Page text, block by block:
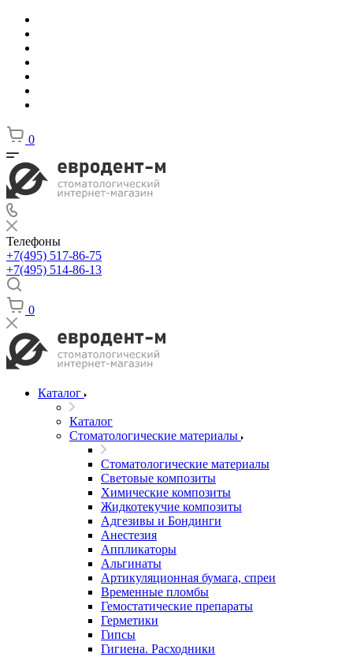
0
Телефоны
+7(495) 517-86-75
+7(495) 514-86-13
0
Каталог
Каталог
Стоматологические материалы
Стоматологические материалы
Световые композиты
Химические композиты
Жидкотекучие композиты
Адгезивы и Бондинги
Анестезия
Аппликаторы
Альгинаты
Артикуляционная бумага, спреи
Временные пломбы
Гемостатические препараты
Герметики
Гипсы
Гигиена. Расходники